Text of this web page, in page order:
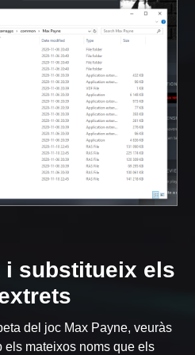
i substitueix els
del joc Max Payne, veuràs
els mateixos noms que els